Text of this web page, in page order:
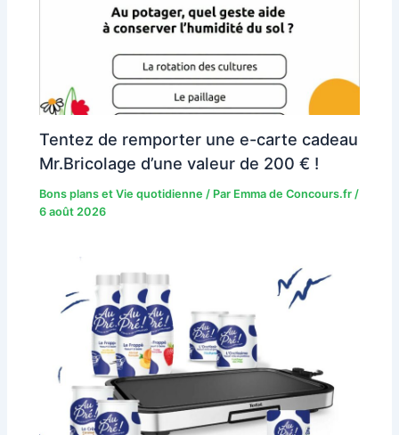
Tentez de remporter une e-carte cadeau
Mr.Bricolage d’une valeur de 200 € !
Bons plans et Vie quotidienne / Par Emma de Concours.fr/
6 août 2026